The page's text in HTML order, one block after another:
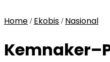
Home / Ekobis / Nasional